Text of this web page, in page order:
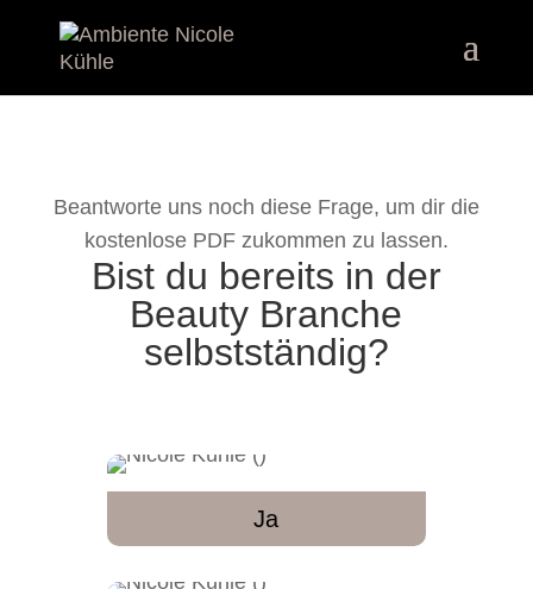
Beantworte uns noch diese Frage, um dir die
kostenlose PDF zukommen zu lassen.
Bist du bereits in der
Beauty Branche
selbstständig?
Ja